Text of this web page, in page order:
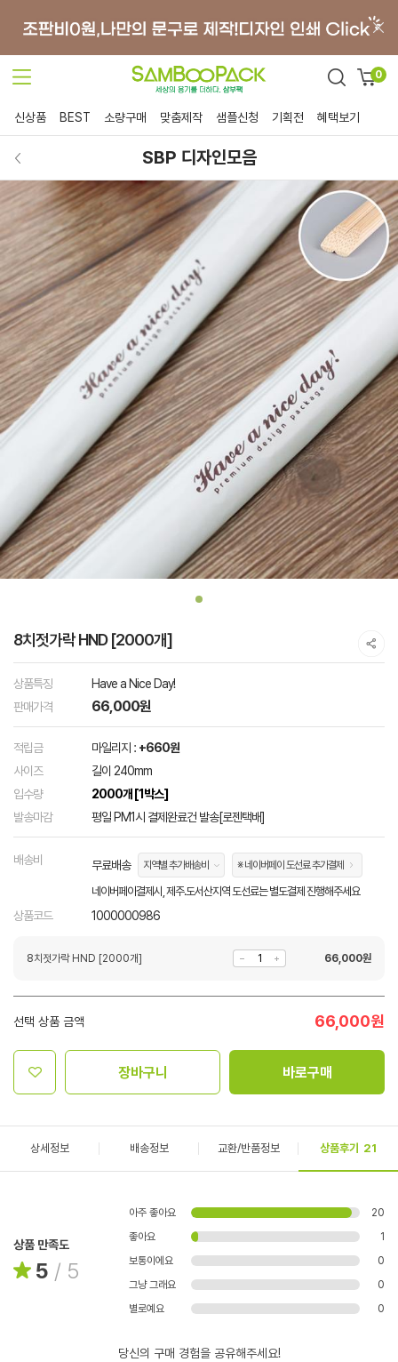
0
신상품 BEST 소량구매 맞춤제작 샘플신청 기획전 혜택보기
SBP 디자인모음
8치젓가락 HND [2000개]
상품특징
Have a Nice Day!
판매가격
66,000원
적립금 마일리지 : +660원
사이즈
길이 240mm
입수량
2000개 [1박스]
발송마감
평일 PM1시 결제완료건 발송[로젠택배]
배송비 무료배송 지역별 추가배송비 ※ 네이버페이 도선료 추가결제
네이버페이결제시, 제주.도서산지역 도선료는 별도결제 진행해주세요
상품코드 1000000986
8치젓가락 HND [2000개] 66,000원
선택 상품 금액 66,000원
장바구니 바로구매
상세정보 배송정보 교환/반품정보 상품후기 21
상품 만족도
5 / 5
아주 좋아요
20
좋아요
1
보통이에요
0
그냥 그래요
0
별로예요
0
당신의 구매 경험을 공유해주세요!